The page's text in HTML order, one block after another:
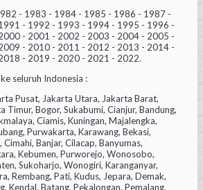
- 1983 - 1984 - 1985 - 1986 - 1987 -
- 1992 - 1993 - 1994 - 1995 - 1996 -
- 2001 - 2002 - 2003 - 2004 - 2005 -
- 2010 - 2011 - 2012 - 2013 - 2014 -
- 2019 - 2020 - 2021 - 2022.
seluruh Indonesia :
Pusat, Jakarta Utara, Jakarta Barat,
Timur, Bogor, Sukabumi, Cianjur, Bandung,
Ciamis, Kuningan, Majalengka,
Purwakarta, Karawang, Bekasi,
Banjar, Cilacap, Banyumas,
Kebumen, Purworejo, Wonosobo,
Sukoharjo, Wonogiri, Karanganyar,
Rembang, Pati, Kudus, Jepara, Demak,
Kendal, Batang, Pekalongan, Pemalang,